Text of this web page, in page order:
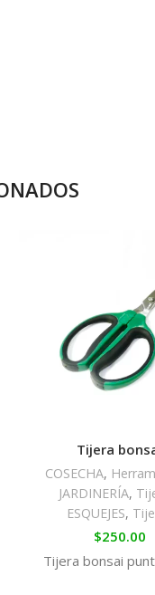
Tijera
COSECHA,
JARDINERÍA,
ESQUEJES,
$250.00
Tijera bonsai